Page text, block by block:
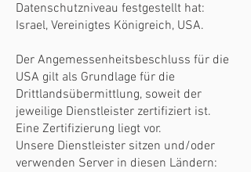
Datenschutzniveau festgestellt hat:
Israel, Vereinigtes Königreich, USA.
Der Angemessenheitsbeschluss für die
USA gilt als Grundlage für die
Drittlandsübermittlung, soweit der
jeweilige Dienstleister zertifiziert ist.
Eine Zertifizierung liegt vor.
Unsere Dienstleister sitzen und/oder
verwenden Server in diesen Ländern: